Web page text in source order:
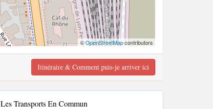
©OpenStreetMapcontributors
Itinéraire & Comment puis-je arriver ici
Transports En Commun